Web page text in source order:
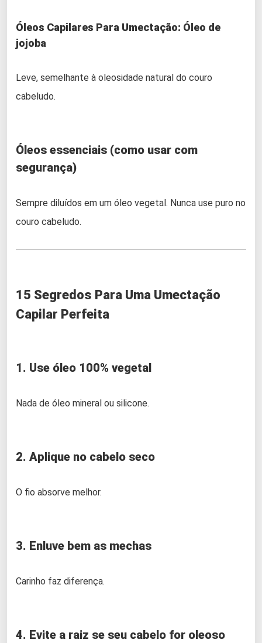
Óleos Capilares Para Umectação: Óleo de
jojoba
Leve, semelhante à oleosidade natural do couro
cabeludo.
Óleos essenciais (como usar com
segurança)
Sempre diluídos em um óleo vegetal. Nunca use puro no
couro cabeludo.
15 Segredos Para Uma Umectação
Capilar Perfeita
1. Use óleo 100% vegetal
Nada de óleo mineral ou silicone.
2. Aplique no cabelo seco
O fio absorve melhor.
3. Enluve bem as mechas
Carinho faz diferença.
4. Evite a raiz se seu cabelo for oleoso